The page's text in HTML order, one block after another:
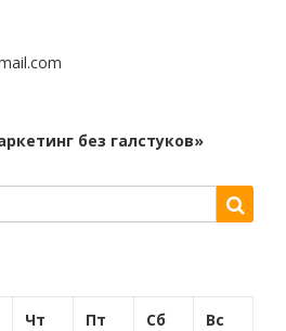
без галстуков»
Чт Пт Сб Вс